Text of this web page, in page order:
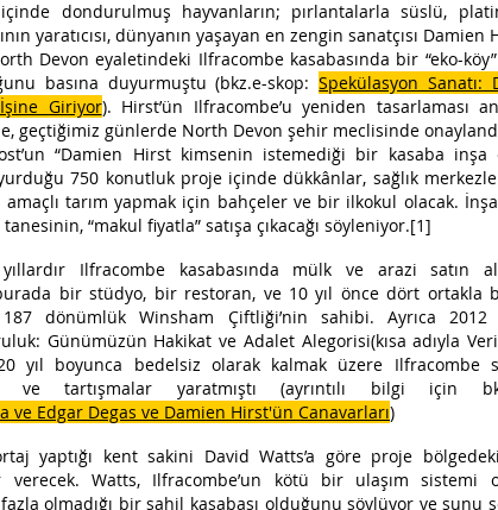
dondurulmuş hayvanların; pırlantalarla süslü,
yaratıcısı, dünyanın yaşayan en zengin sanatçısı Damien
Devon eyaletindeki Ilfracombe kasabasında bir “eko-
basına duyurmuştu (bkz.e-skop:Spekülasyon Sanatı:
Giriyor). Hirst’ün Ilfracombe’u yeniden tasarlaması
geçtiğimiz günlerde North Devon şehir meclisinde
“Damien Hirst kimsenin istemediği bir kasaba inşa
750 konutluk proje içinde dükkânlar, sağlık
amaçlı tarım yapmak için bahçeler ve bir ilkokul olacak.
“makul fiyatla” satışa çıkacağı söyleniyor.[1]
Ilfracombe kasabasında mülk ve arazi satın
bir stüdyo, bir restoran, ve 10 yıl önce dört ortakla
187 dönümlük Winsham Çiftliği’nin sahibi. Ayrıca 2012
Günümüzün Hakikat ve Adalet Alegorisi(kısa adıyla
yıl boyunca bedelsiz olarak kalmak üzere Ilfracombe
ve tartışmalar yaratmıştı (ayrıntılı bilgi için
ve Edgar Degas ve Damien Hirst'ün Canavarları)
yaptığı kent sakini David Watts’a göre proje
verecek. Watts, Ilfracombe’un kötü bir ulaşım sistemi
olmadığı bir sahil kasabası olduğunu söylüyor ve şunu